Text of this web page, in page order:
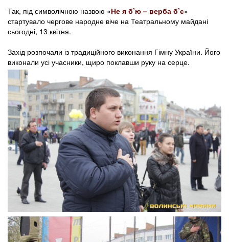
Так, під символічною назвою «Не я б’ю – верба б’є»
стартувало чергове народне віче на Театральному майдані
сьогодні, 13 квітня.
Захід розпочали із традиційного виконання Гімну України. Його
виконали усі учасники, щиро поклавши руку на серце.